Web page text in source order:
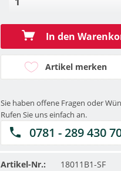
In den
Artikel merken
Sie haben offene Fragen oder
Rufen Sie uns einfach an.
0781 - 289 430
Artikel-Nr.: 18011B1-SF